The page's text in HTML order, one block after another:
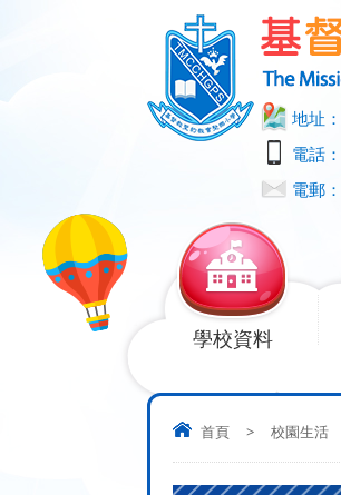
地址：
電話：
電郵：
學校資料
首頁 > 校園生活